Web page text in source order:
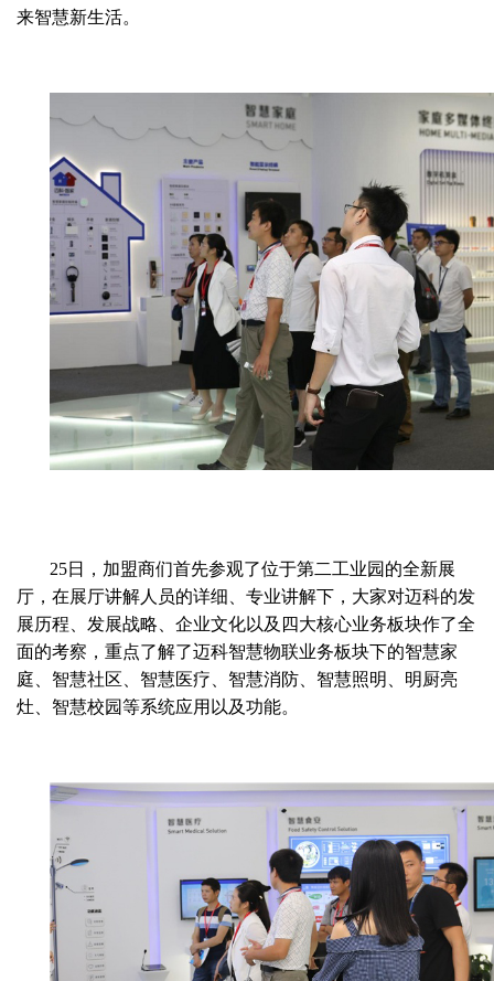
来智慧新生活。
25日，加盟商们首先参观了位于第二工业园的全新展
厅，在展厅讲解人员的详细、专业讲解下，大家对迈科的发
展历程、发展战略、企业文化以及四大核心业务板块作了全
面的考察，重点了解了迈科智慧物联业务板块下的智慧家
庭、智慧社区、智慧医疗、智慧消防、智慧照明、明厨亮
灶、智慧校园等系统应用以及功能。